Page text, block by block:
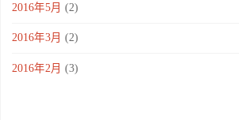
2016年5月 (2)
2016年3月 (2)
2016年2月 (3)